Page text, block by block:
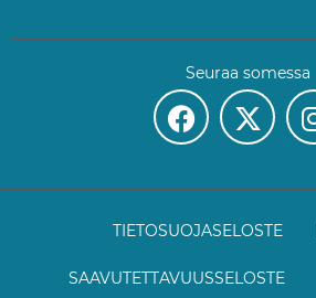
Seuraa somessa
TIETOSUOJASELOSTE
SAAVUTETTAVUUSSELOSTE